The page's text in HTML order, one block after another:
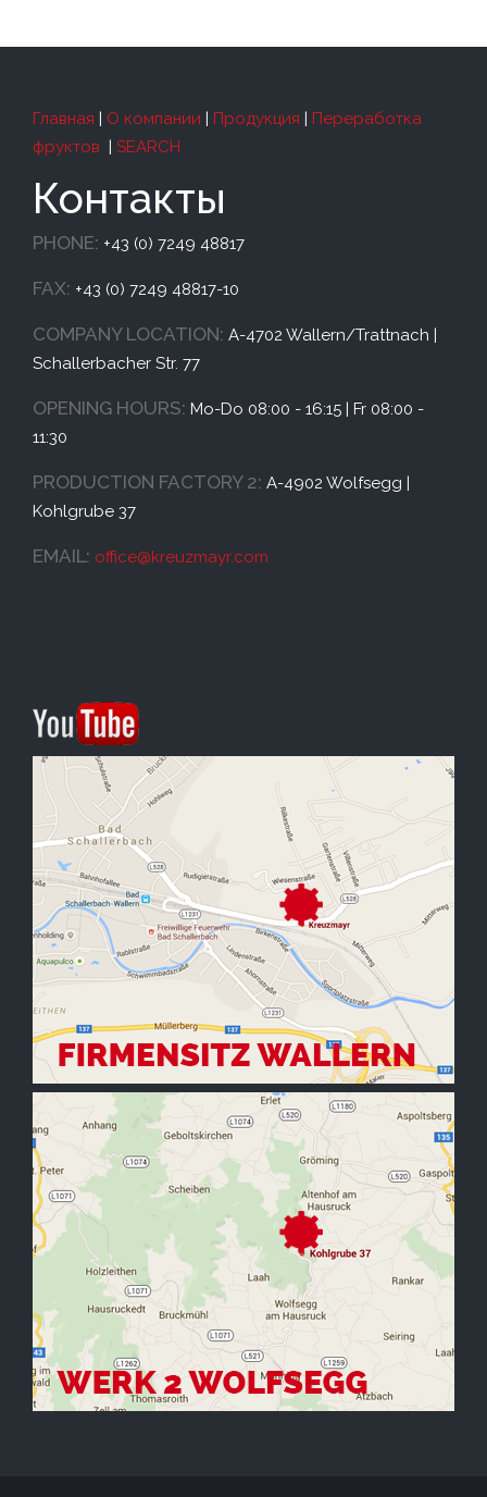
Главная | О компании | Продукция | Переработка
фруктов | SEARCH
Контакты
PHONE: +43 (0) 7249 48817
FAX: +43 (0) 7249 48817-10
COMPANY LOCATION: A-4702 Wallern/Trattnach |
Schallerbacher Str. 77
OPENING HOURS: Mo-Do 08:00 - 16:15 | Fr 08:00 -
11:30
PRODUCTION FACTORY 2: A-4902 Wolfsegg |
Kohlgrube 37
EMAIL: office@kreuzmayr.com